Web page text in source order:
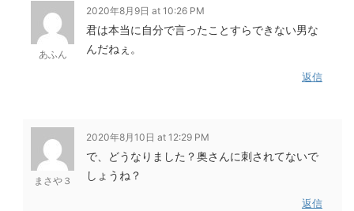
あふん
2020年8月9日 at 10:26 PM
君は本当に自分で言ったことすらできない男な
んだねぇ。
返信
まさや３
2020年8月10日 at 12:29 PM
で、どうなりました？奥さんに刺されてないで
しょうね？
返信